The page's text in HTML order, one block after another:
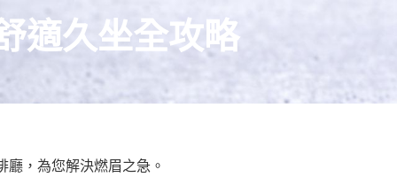
適久坐全攻略
，為您解決燃眉之急。